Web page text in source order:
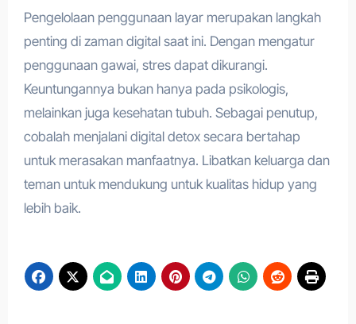
Pengelolaan penggunaan layar merupakan langkah
penting di zaman digital saat ini. Dengan mengatur
penggunaan gawai, stres dapat dikurangi.
Keuntungannya bukan hanya pada psikologis,
melainkan juga kesehatan tubuh. Sebagai penutup,
cobalah menjalani digital detox secara bertahap
untuk merasakan manfaatnya. Libatkan keluarga dan
teman untuk mendukung untuk kualitas hidup yang
lebih baik.